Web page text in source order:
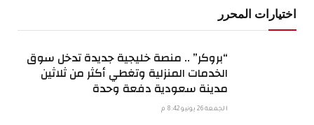
اختيارات المحرر
“بروكر” .. منصة خليجية جديدة تدخل سوق
الخدمات المنزلية وتغطي أكثر من ثلاثين
مدينة سعودية دفعة وحدة
الجمعة 26 يونيو 8:42 م